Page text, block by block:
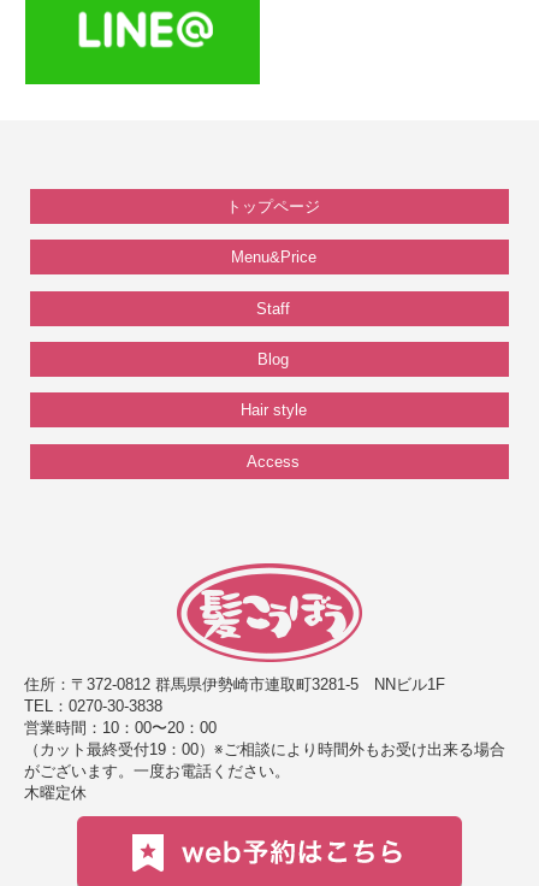
トップページ
Menu&Price
Staff
Blog
Hair style
Access
住所：〒372-0812 群馬県伊勢崎市連取町3281-5 NNビル1F
TEL：0270-30-3838
営業時間：10：00〜20：00
（カット最終受付19：00）※ご相談により時間外もお受け出来る場合
がございます。一度お電話ください。
木曜定休